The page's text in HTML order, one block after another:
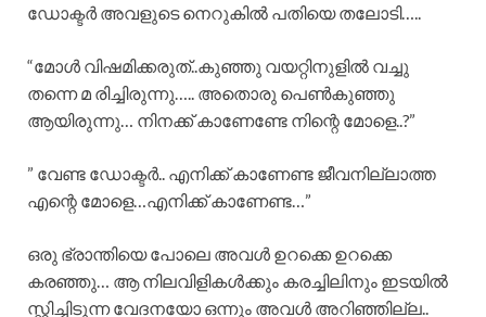
ഡോക്ടർ അവളുടെ നെറുകിൽ പതിയെ തലോടി…..
“മോൾ വിഷമിക്കരുത്..കുഞ്ഞു വയറ്റിനുളിൽ വച്ചു
തന്നെ മ രിച്ചിരുന്നു….. അതൊരു പെൺകുഞ്ഞു
ആയിരുന്നു… നിനക്ക് കാണേണ്ടേ നിന്റെ മോളെ..?”
” വേണ്ട ഡോക്ടർ.. എനിക്ക് കാണേണ്ട ജീവനില്ലാത്ത
എന്റെ മോളെ…എനിക്ക് കാണേണ്ട…”
ഒരു ഭ്രാന്തിയെ പോലെ അവൾ ഉറക്കെ ഉറക്കെ
കരഞ്ഞു… ആ നിലവിളികൾക്കും കരച്ചിലിനും ഇടയിൽ
സ്റ്റിച്ചിടുന്ന വേദനയോ ഒന്നും അവൾ അറിഞ്ഞില്ല..